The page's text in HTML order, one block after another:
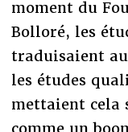
moment du
Bolloré, les
traduisaient
les études
mettaient cela
comme un